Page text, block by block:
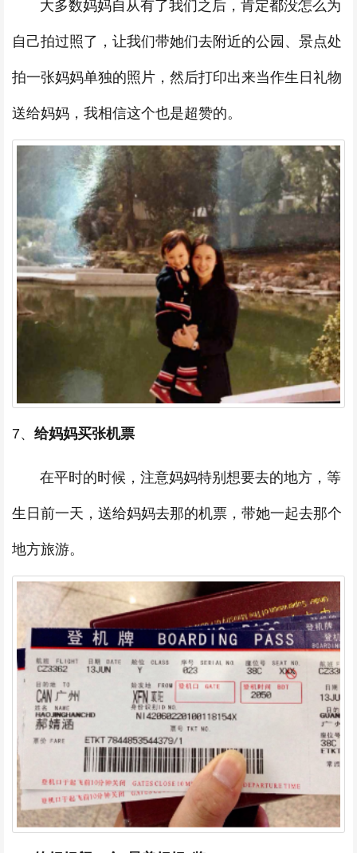
大多数妈妈自从有了我们之后，肯定都没怎么为
自己拍过照了，让我们带她们去附近的公园、景点处
拍一张妈妈单独的照片，然后打印出来当作生日礼物
送给妈妈，我相信这个也是超赞的。
7、 给妈妈买张机票
在平时的时候，注意妈妈特别想要去的地方，等
生日前一天，送给妈妈去那的机票，带她一起去那个
地方旅游。